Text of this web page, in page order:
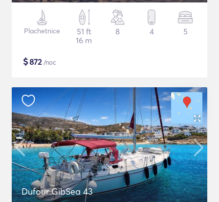
Plachetnice
51 ft
16 m
8 4 5
$872/noc
Dufour GibSea 43